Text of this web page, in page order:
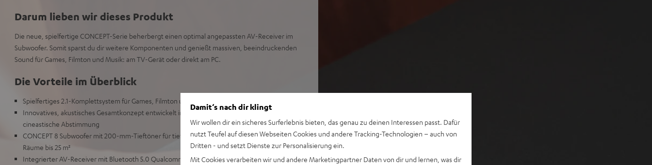
Darum lieben wir dieses Produkt
Die neue, spielfertige CONCEPT-Serie beherbergt einen optimal angepassten AV-Receiver im
Subwoofer. Somit sparst du dir weitere Komponenten und genießt massiven, beeindruckenden
Sound für Games, Filmton und Musik: am TV-Gerät oder direkt am PC.
Die Vorteile im Überblick
Spielfertiges 2.1-Komplettsystem für Games, Filmton und Musik
Innovatives, akustisches Gesamtkonzept entwickelt in Berlin für eine ausgewogene,
cineastische Abstimmung
CONCEPT 8 Subwoofer mit 200-mm-Tieftöner für tiefen Kickbass bis 33 Hz, hohe Pegel und
Räume bis 25 m²
Integrierter AV-Receiver mit Bluetooth 5.0 Qualcomm® aptX™ und AAC sowie HDMI (ARC,
Damit‘s nach dir klingt
Wir wollen dir ein sicheres Surferlebnis bieten, das genau zu deinen Interessen passt. Dafür
nutzt Teufel auf diesen Webseiten Cookies und andere Tracking-Technologien – auch von
Dritten - und setzt Dienste zur Personalisierung ein.
Mit Cookies verarbeiten wir und andere Marketingpartner Daten von dir und lernen, was dir